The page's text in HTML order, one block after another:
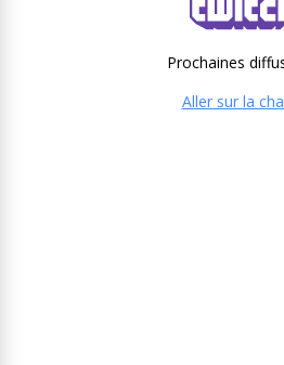
Prochaines
Aller sur la